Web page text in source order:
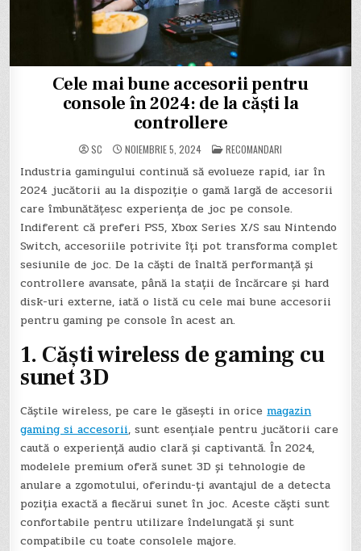
Cele mai bune accesorii pentru
console în 2024: de la căști la
controllere
SC NOIEMBRIE 5, 2024 POSTED
IN
RECOMANDARI
Industria gamingului continuă să evolueze rapid, iar în
2024 jucătorii au la dispoziție o gamă largă de accesorii
care îmbunătățesc experiența de joc pe console.
Indiferent că preferi PS5, Xbox Series X/S sau Nintendo
Switch, accesoriile potrivite îți pot transforma complet
sesiunile de joc. De la căști de înaltă performanță și
controllere avansate, până la stații de încărcare și hard
disk-uri externe, iată o listă cu cele mai bune accesorii
pentru gaming pe console în acest an.
1. Căști wireless de gaming cu
sunet 3D
Căștile wireless, pe care le găsești in oricemagazin
gaming si accesorii, sunt esențiale pentru jucătorii care
caută o experiență audio clară și captivantă. În 2024,
modelele premium oferă sunet 3D și tehnologie de
anulare a zgomotului, oferindu-ți avantajul de a detecta
poziția exactă a fiecărui sunet în joc. Aceste căști sunt
confortabile pentru utilizare îndelungată și sunt
compatibile cu toate consolele majore.